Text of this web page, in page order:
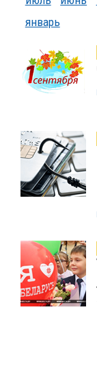
январь